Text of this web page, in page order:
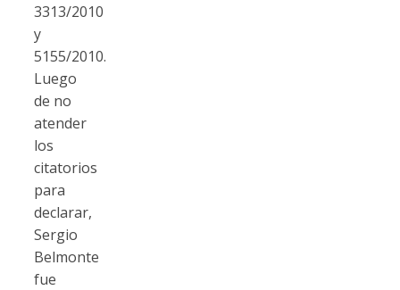
3313/2010
y
5155/2010.
Luego
de no
atender
los
citatorios
para
declarar,
Sergio
Belmonte
fue